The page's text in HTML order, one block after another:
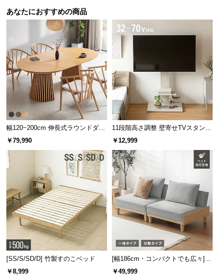
様
サ
ポ
ー
お
せ
ブ
ロ
業
あなたにおすすめの商品
幅120~200cm 伸長式ラウンドダイ
ニングテーブル 6人掛け 天然木突
￥79,990
11段階高さ調整 壁寄せTVスタンド
キャスター付き 上下左右角度調節
￥12,999
[SS/S/SD/D] 竹製すのこベッド
￥8,999
[幅186cm・コンパクトでも広々] 3
人掛けソファベッド リクライニン
￥49,999